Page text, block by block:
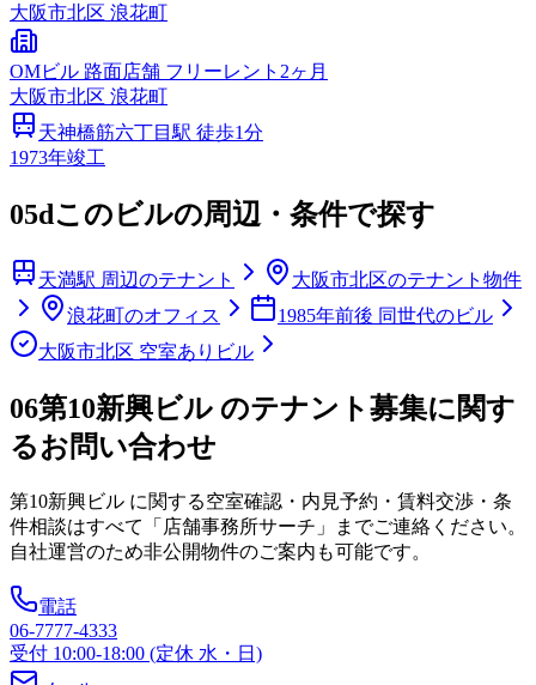
大阪市北区 浪花町
OMビル 路面店舗 フリーレント2ヶ月
大阪市北区 浪花町
天神橋筋六丁目 駅 徒歩1分
1973年竣工
05dこのビルの周辺・条件で探す
天満駅 周辺のテナント
大阪市北区のテナント物件
浪花町のオフィス
1985年前後 同世代のビル
大阪市北区 空室ありビル
06第10新興ビル のテナント募集に関す
るお問い合わせ
第10新興ビル に関する空室確認・内見予約・賃料交渉・条
件相談はすべて「店舗事務所サーチ」までご連絡ください。
自社運営のため非公開物件のご案内も可能です。
電話
06-7777-4333
受付 10:00-18:00 (定休 水・日)